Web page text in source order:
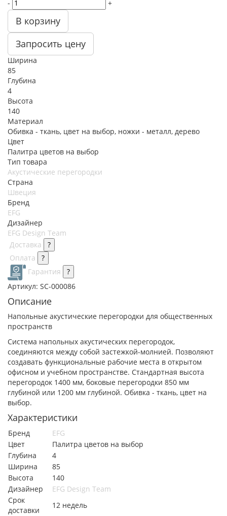
- +
В корзину
Запросить цену
Ширина
85
Глубина
4
Высота
140
Материал
Обивка - ткань, цвет на выбор, ножки - металл, дерево
Цвет
Палитра цветов на выбор
Тип товара
Акустические перегородки
Страна
Швеция
Бренд
EFG
Дизайнер
EFG Design Team
Доставка
?
Оплата
?
Гарантия
?
Артикул: SC-000086
Описание
Напольные акустические перегородки для общественных
пространств
Система напольных акустических перегородок,
соединяются между собой застежкой-молнией. Позволяют
создавать функциональные рабочие места в открытом
офисном и учебном пространстве. Стандартная высота
перегородок 1400 мм, боковые перегородки 850 мм
глубиной или 1200 мм глубиной. Обивка - ткань, цвет на
выбор.
Характеристики
Бренд
EFG
Цвет
Палитра цветов на выбор
Глубина
4
Ширина
85
Высота
140
Дизайнер
EFG Design Team
Срок
доставки
12 недель